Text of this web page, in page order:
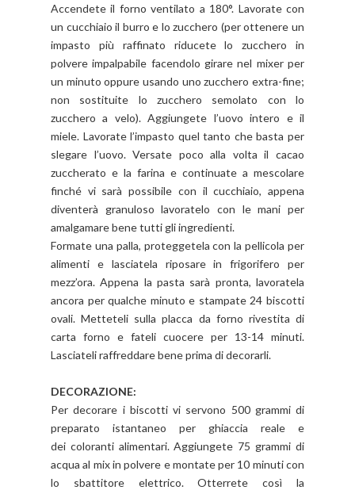
Accendete il forno ventilato a 180°. Lavorate con
un cucchiaio il burro e lo zucchero (per ottenere un
impasto più raffinato riducete lo zucchero in
polvere impalpabile facendolo girare nel mixer per
un minuto oppure usando uno zucchero extra-fine;
non sostituite lo zucchero semolato con lo
zucchero a velo). Aggiungete l’uovo intero e il
miele. Lavorate l’impasto quel tanto che basta per
slegare l’uovo. Versate poco alla volta il cacao
zuccherato e la farina e continuate a mescolare
finché vi sarà possibile con il cucchiaio, appena
diventerà granuloso lavoratelo con le mani per
amalgamare bene tutti gli ingredienti.
Formate una palla, proteggetela con la pellicola per
alimenti e lasciatela riposare in frigorifero per
mezz’ora. Appena la pasta sarà pronta, lavoratela
ancora per qualche minuto e stampate 24 biscotti
ovali. Metteteli sulla placca da forno rivestita di
carta forno e fateli cuocere per 13-14 minuti.
Lasciateli raffreddare bene prima di decorarli.
DECORAZIONE:
Per decorare i biscotti vi servono 500 grammi di
preparato istantaneo per ghiaccia reale e
dei coloranti alimentari. Aggiungete 75 grammi di
acqua al mix in polvere e montate per 10 minuti con
lo sbattitore elettrico. Otterrete così la